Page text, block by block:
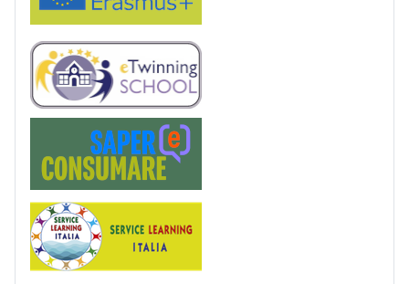
eTwinning
Service Learning